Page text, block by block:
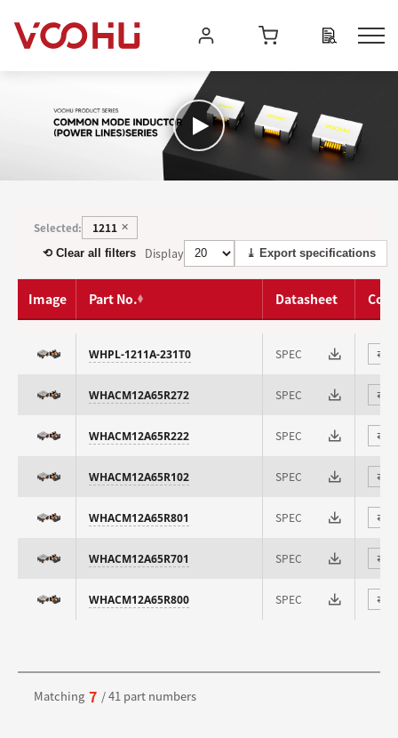
Selected: 1211 ✕
⟲ Clear all filters Display ⤓ Export specifications
Image Part No. Datasheet
WHPL-1211A-231T0 SPEC ⇄
WHACM12A65R272 SPEC ⇄
WHACM12A65R222 SPEC ⇄
WHACM12A65R102 SPEC ⇄
WHACM12A65R801 SPEC ⇄
WHACM12A65R701 SPEC ⇄
WHACM12A65R800 SPEC ⇄
Matching 7 / 41 part numbers